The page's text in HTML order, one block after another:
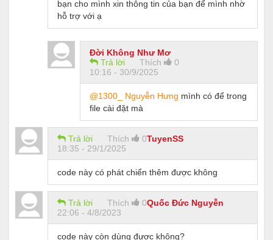
bạn cho mình xin thông tin của bạn để mình nhờ
hỗ trợ với ạ
Đời Không Như Mơ
Trả lời
Thích
0
10:16 - 30/9/2025
@1300_ Nguyễn Hưng mình có để trong
file cài đặt mà
TuyenSS
Trả lời Thích
0
18:35 - 29/1/2025
code này có phát chiển thêm được không
Quốc Đức Nguyễn
Trả lời Thích
0
22:06 - 4/8/2023
code này còn dùng được không?